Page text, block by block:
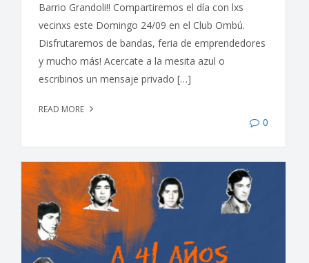
Barrio Grandoli!! Compartiremos el día con lxs
vecinxs este Domingo 24/09 en el Club Ombú.
Disfrutaremos de bandas, feria de emprendedores
y mucho más! Acercate a la mesita azul o
escribinos un mensaje privado […]
READ MORE
0